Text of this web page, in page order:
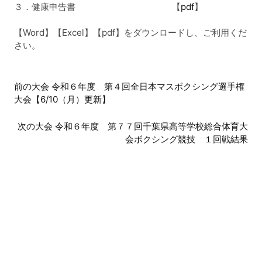
３．健康申告書 【pdf】
【Word】【Excel】【pdf】をダウンロードし、ご利用くだ
さい。
前
後
の
前の大会 令和６年度 第４回全日本マスボクシング選手権
大会【6/10（月）更新】
次の大会 令和６年度 第７７回千葉県高等学校総合体育大
会ボクシング競技 １回戦結果